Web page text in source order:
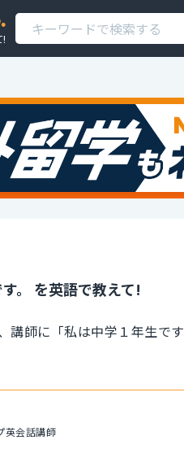
!
。 を英語で教えて!
講師に「私は中学１年生です
英会話講師